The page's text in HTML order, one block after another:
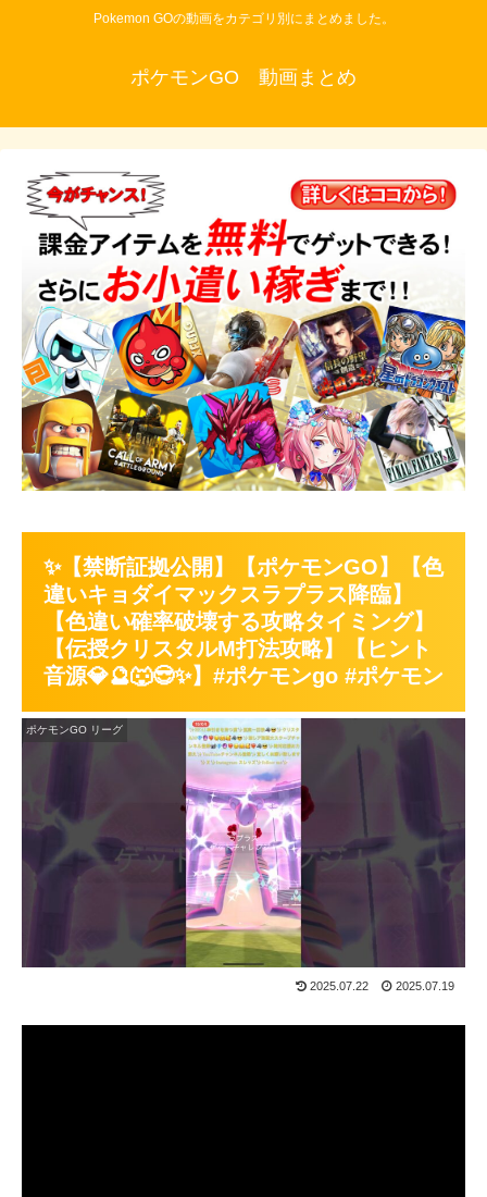
Pokemon GOの動画をカテゴリ別にまとめました。
ポケモンGO 動画まとめ
✨【禁断証拠公開】【ポケモンGO】【色
違いキョダイマックスラプラス降臨】
【色違い確率破壊する攻略タイミング】
【伝授クリスタルM打法攻略】【ヒント
音源💎🔮🐺😎✨】#ポケモンgo #ポケモン
ポケモンGO リーグ
2025.07.22 2025.07.19